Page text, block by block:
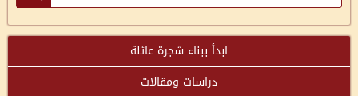
ابدأ ببناء شجرة عائلة
دراسات ومقالات